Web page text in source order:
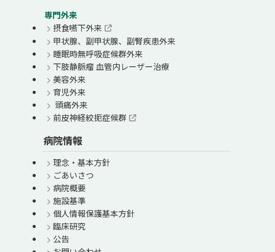
専門外来
摂食嚥下外来
甲状腺、副甲状腺、副腎疾患外来
睡眠時無呼吸症候群外来
下肢静脈瘤 血管内レーザー治療
美容外来
育児外来
頭痛外来
前皮神経絞扼症候群
病院情報
理念・基本方針
ごあいさつ
病院概要
施設基準
個人情報保護基本方針
臨床研究
公告